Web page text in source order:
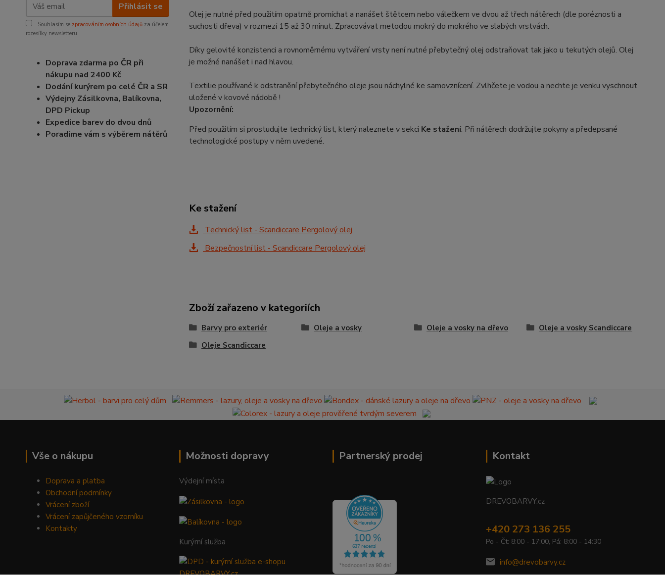
Přihlásit se
Souhlasím se zpracováním osobních údajů za účelem
rozesílky newsletteru.
Doprava zdarma po ČR při
nákupu nad 2400 Kč
Dodání kurýrem po celé ČR a SR
Výdejny Zásilkovna, Balíkovna,
DPD Pickup
Expedice barev do dvou dnů
Poradíme vám s výběrem nátěrů
Olej je nutné před použitím opatrně promíchat a nanášet štětcem nebo válečkem ve dvou až třech nátěrech (dle poréznosti a
suchosti dřeva) v rozmezí 15 až 30 minut. Zpracovávat metodou mokrý do mokrého ve slabých vrstvách.
Díky gelovité konzistenci a rovnoměrnému vytváření vrsty není nutné přebytečný olej odstraňovat tak jako u tekutých olejů. Olej
je možné nanášet i nad hlavou.
Textilie používané k odstranění přebytečného oleje jsou náchylné ke samovznícení. Zvlhčete je vodou a nechte je venku vyschnout
uložené v kovové nádobě !
Upozornění:
Před použitím si prostudujte technický list, který naleznete v sekci Ke stažení. Při nátěrech dodržujte pokyny a předepsané
technologické postupy v něm uvedené.
Ke stažení
Technický list - Scandiccare Pergolový olej
Bezpečnostní list - Scandiccare Pergolový olej
Zboží zařazeno v kategoriích
Barvy pro exteriér Oleje a vosky Oleje a vosky na dřevo
Oleje a vosky Scandiccare
Oleje Scandiccare
Vše o nákupu
Doprava a platba
Obchodní podmínky
Vrácení zboží
Vrácení zapůjčeného vzorníku
Kontakty
Možnosti dopravy
Výdejní místa
Kurýrní služba
Partnerský prodej Kontakt
DREVOBARVY.cz
+420 273 136 255
Po - Čt: 8:00 - 17:00, Pá: 8:00 - 14:30
info@drevobarvy.cz